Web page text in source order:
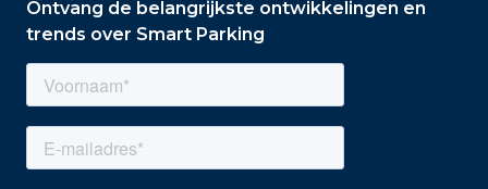
Ontvang de belangrijkste ontwikkelingen en
trends over Smart Parking